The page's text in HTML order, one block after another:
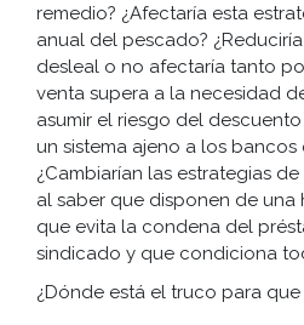
remedio? ¿Afectaría esta
anual del pescado?
desleal o no afectaría tanto
venta supera a la necesidad
asumir el riesgo del
un sistema ajeno a los bancos
¿Cambiarían las estrategias
al saber que disponen de una
que evita la condena del
sindicado y que condiciona
¿Dónde está el truco para